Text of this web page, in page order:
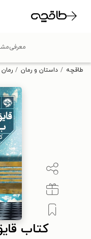
طاقچه داستان و رمان رمان
کتاب
معرفی